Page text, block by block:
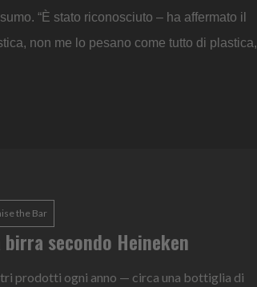
“È stato riconosciuto – ha affermato il
non me lo pesano come tutto di plastica,
the Bar
secondo Heineken
prodotti ogni anno — circa una bottiglia di